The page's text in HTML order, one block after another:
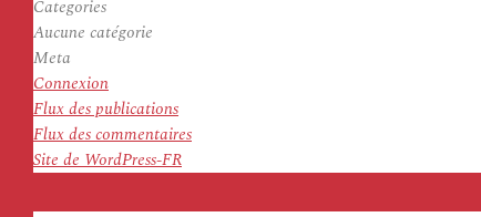
Categories
Aucune catégorie
Meta
Connexion
Flux des publications
Flux des commentaires
Site de WordPress-FR